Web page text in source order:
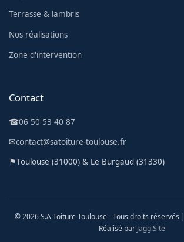
Terrasse & lambris
Nos réalisations
Zone d'intervention
Contact
☎06 50 53 40 87
✉contact@satoiture-toulouse.fr
⚑Toulouse (31000) & Le Burgaud (31330)
© 2026 S.A Toiture Toulouse - Tous droits réservés |
Réalisé par Jagg.Site